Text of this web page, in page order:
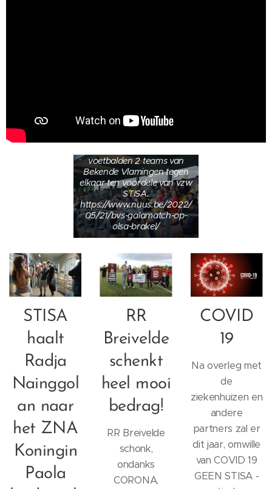
Bekende gezichten
voetbalden 2 teams van
Bekende Vlamingen tegen
elkaar ten voordele van vzw
STISA.
https://www.nuus.be/2022/
05/21/bvs-galamatch-op-
olsa-brakel/
STISA
haalt
Radja
Nainggol
an naar
het ZNA
Koningin
Paola
RR
Breivelde
schenkt
heel mooi
bedrag!
RR Breivelde
schonk,
ondanks
CORONA,
COVID
19
Na overleg met
de
ziekenhuizen en
andere
partners zal er
dit jaar, omwille
van COVID 19
GEEN STISA -